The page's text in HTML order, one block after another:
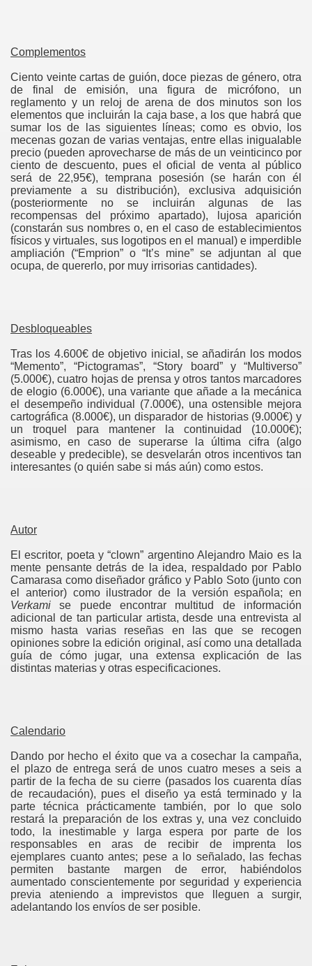
Complementos
Ciento veinte cartas de guión, doce piezas de género, otra
de final de emisión, una figura de micrófono, un
reglamento y un reloj de arena de dos minutos son los
elementos que incluirán la caja base, a los que habrá que
sumar los de las siguientes líneas; como es obvio, los
mecenas gozan de varias ventajas, entre ellas inigualable
precio (pueden aprovecharse de más de un veinticinco por
ciento de descuento, pues el oficial de venta al público
será de 22,95€), temprana posesión (se harán con él
previamente a su distribución), exclusiva adquisición
(posteriormente no se incluirán algunas de las
recompensas del próximo apartado), lujosa aparición
(constarán sus nombres o, en el caso de establecimientos
físicos y virtuales, sus logotipos en el manual) e imperdible
ampliación (“Emprion” o “It’s mine” se adjuntan al que
ocupa, de quererlo, por muy irrisorias cantidades).
Desbloqueables
Tras los 4.600€ de objetivo inicial, se añadirán los modos
“Memento”, “Pictogramas”, “Story board” y “Multiverso”
(5.000€), cuatro hojas de prensa y otros tantos marcadores
de elogio (6.000€), una variante que añade a la mecánica
el desempeño individual (7.000€), una ostensible mejora
cartográfica (8.000€), un disparador de historias (9.000€) y
un troquel para mantener la continuidad (10.000€);
asimismo, en caso de superarse la última cifra (algo
deseable y predecible), se desvelarán otros incentivos tan
interesantes (o quién sabe si más aún) como estos.
Autor
El escritor, poeta y “clown” argentino Alejandro Maio es la
mente pensante detrás de la idea, respaldado por Pablo
Camarasa como diseñador gráfico y Pablo Soto (junto con
el anterior) como ilustrador de la versión española; en
Verkamise puede encontrar multitud de información
adicional de tan particular artista, desde una entrevista al
mismo hasta varias reseñas en las que se recogen
opiniones sobre la edición original, así como una detallada
guía de cómo jugar, una extensa explicación de las
distintas materias y otras especificaciones.
Calendario
Dando por hecho el éxito que va a cosechar la campaña,
el plazo de entrega será de unos cuatro meses a seis a
partir de la fecha de su cierre (pasados los cuarenta días
de recaudación), pues el diseño ya está terminado y la
parte técnica prácticamente también, por lo que solo
restará la preparación de los extras y, una vez concluido
todo, la inestimable y larga espera por parte de los
responsables en aras de recibir de imprenta los
ejemplares cuanto antes; pese a lo señalado, las fechas
permiten bastante margen de error, habiéndolos
aumentado conscientemente por seguridad y experiencia
previa ateniendo a imprevistos que lleguen a surgir,
adelantando los envíos de ser posible.